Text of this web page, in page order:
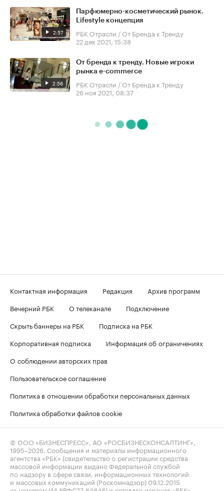
2:57
Парфюмерно-косметический рынок.
Lifestyle концепция
РБК Отрасли / От Бренда к Тренду
22 дек 2021, 15:38
2:56
От бренда к тренду. Новые игроки
рынка e-commerce
РБК Отрасли / От Бренда к Тренду
26 ноя 2021, 08:37
Контактная информация Редакция
Архив программ
Вечерний РБК
О телеканале
Подключение
Скрыть баннеры на РБК
Подписка на РБК
Корпоративная подписка
Информация об ограничениях
О соблюдении авторских прав
Пользовательское соглашение
Политика в отношении обработки персональных данных
Политика обработки файлов cookie
© ООО «БИЗНЕСПРЕСС», АО «РОСБИЗНЕСКОНСАЛТИНГ»,
1995–2026 . Сообщения и материалы информационного
агентства «РБК» (свидетельство о регистрации средства
массовой информации выдано Федеральной службой
по надзору в сфере связи, информационных технологий
и массовых коммуникаций (Роскомнадзор) 09.12.2015